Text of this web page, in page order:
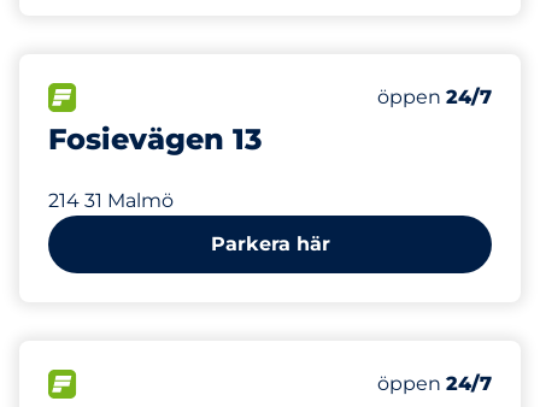
Fosievägen 13
214 31 Malmö
Fredag&nbsp
öppen 24/7
162 m
Parkera här
Antal
Totalt antal
Fredag&nbsp
öppen 24/7
211 m